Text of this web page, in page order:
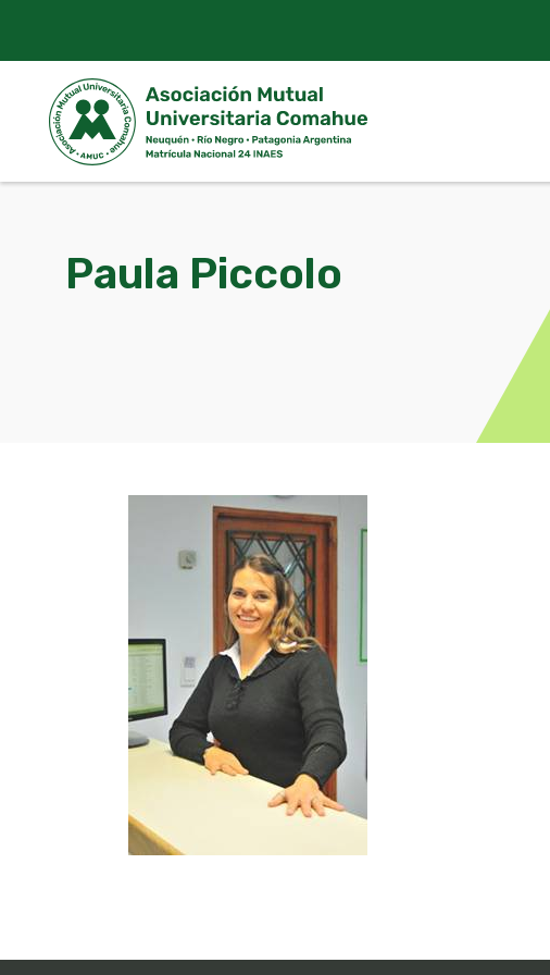
content
Paula Piccolo